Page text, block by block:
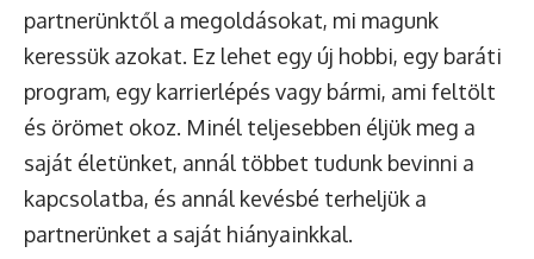
partnerünktől a megoldásokat, mi magunk
keressük azokat. Ez lehet egy új hobbi, egy baráti
program, egy karrierlépés vagy bármi, ami feltölt
és örömet okoz. Minél teljesebben éljük meg a
saját életünket, annál többet tudunk bevinni a
kapcsolatba, és annál kevésbé terheljük a
partnerünket a saját hiányainkkal.